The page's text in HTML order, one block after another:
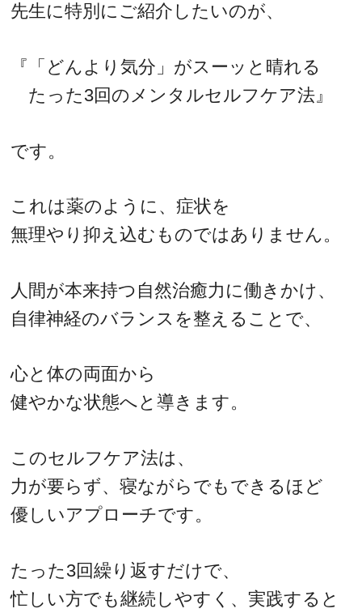
先生に特別にご紹介したいのが、
『「どんより気分」がスーッと晴れる
たった3回のメンタルセルフケア法』
です。
これは薬のように、症状を
無理やり抑え込むものではありません。
人間が本来持つ自然治癒力に働きかけ、
自律神経のバランスを整えることで、
心と体の両面から
健やかな状態へと導きます。
このセルフケア法は、
力が要らず、寝ながらでもできるほど
優しいアプローチです。
たった3回繰り返すだけで、
忙しい方でも継続しやすく、実践すると